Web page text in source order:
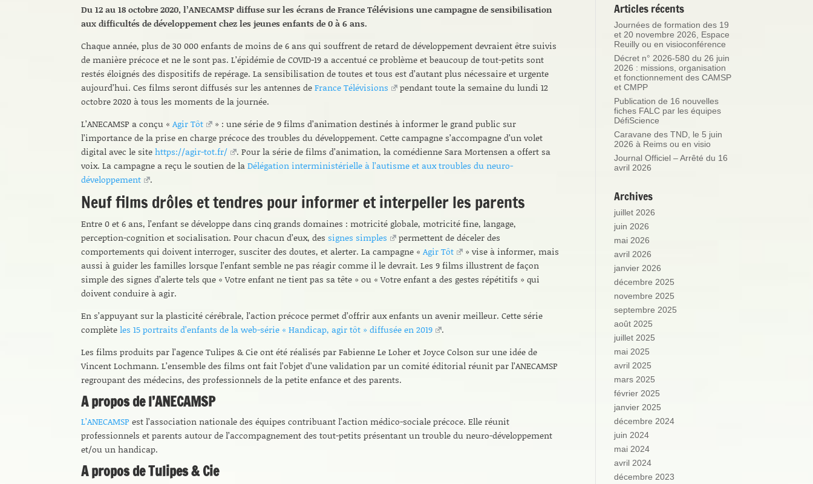
Du 12 au 18 octobre 2020, l’ANECAMSP diffuse sur les écrans de France Télévisions une campagne de sensibilisation
aux difficultés de développement chez les jeunes enfants de 0 à 6 ans.
Chaque année, plus de 30 000 enfants de moins de 6 ans qui souffrent de retard de développement devraient être suivis
de manière précoce et ne le sont pas. L’épidémie de COVID-19 a accentué ce problème et beaucoup de tout-petits sont
restés éloignés des dispositifs de repérage. La sensibilisation de toutes et tous est d’autant plus nécessaire et urgente
aujourd’hui. Ces films seront diffusés sur les antennes deFrance Télévisions
pendant toute la semaine du lundi 12
octobre 2020 à tous les moments de la journée.
L’ANECAMSP a conçu «Agir Tôt
» : une série de 9 films d’animation destinés à informer le grand public sur
l’importance de la prise en charge précoce des troubles du développement. Cette campagne s’accompagne d’un volet
digital avec le sitehttps://agir-tot.fr/
. Pour la série de films d’animation, la comédienne Sara Mortensen a offert sa
voix. La campagne a reçu le soutien de laDélégation interministérielle à l’autisme et aux troubles du neuro-
développement
.
Neuf films drôles et tendres pour informer et interpeller les parents
Entre 0 et 6 ans, l’enfant se développe dans cinq grands domaines : motricité globale, motricité fine, langage,
perception-cognition et socialisation. Pour chacun d’eux, des signes simples
permettent de déceler des
comportements qui doivent interroger, susciter des doutes, et alerter. La campagne «Agir Tôt
» vise à informer, mais
aussi à guider les familles lorsque l’enfant semble ne pas réagir comme il le devrait. Les 9 films illustrent de façon
simple des signes d’alerte tels que « Votre enfant ne tient pas sa tête » ou « Votre enfant a des gestes répétitifs » qui
doivent conduire à agir.
En s’appuyant sur la plasticité cérébrale, l’action précoce permet d’offrir aux enfants un avenir meilleur. Cette série
complèteles 15 portraits d’enfants de la web-série « Handicap, agir tôt » diffusée en 2019
.
Les films produits par l’agence Tulipes & Cie ont été réalisés par Fabienne Le Loher et Joyce Colson sur une idée de
Vincent Lochmann. L’ensemble des films ont fait l’objet d’une validation par un comité éditorial réunit par l’ANECAMSP
regroupant des médecins, des professionnels de la petite enfance et des parents.
A propos de l’ANECAMSP
L’ANECAMSPest l’association nationale des équipes contribuant l’action médico-sociale précoce. Elle réunit
professionnels et parents autour de l’accompagnement des tout-petits présentant un trouble du neuro-développement
et/ou un handicap.
A propos de Tulipes & Cie
Articles récents
Journées de formation des 19
et 20 novembre 2026, Espace
Reuilly ou en visioconférence
Décret n° 2026-580 du 26 juin
2026 : missions, organisation
et fonctionnement des CAMSP
et CMPP
Publication de 16 nouvelles
fiches FALC par les équipes
DéfiScience
Caravane des TND, le 5 juin
2026 à Reims ou en visio
Journal Officiel – Arrêté du 16
avril 2026
Archives
juillet 2026
juin 2026
mai 2026
avril 2026
janvier 2026
décembre 2025
novembre 2025
septembre 2025
août 2025
juillet 2025
mai 2025
avril 2025
mars 2025
février 2025
janvier 2025
décembre 2024
juin 2024
mai 2024
avril 2024
décembre 2023